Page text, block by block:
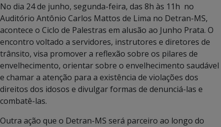
No dia 24 de junho, segunda-feira, das 8h às 11h no
Auditório Antônio Carlos Mattos de Lima no Detran-MS,
acontece o Ciclo de Palestras em alusão ao Junho Prata. O
encontro voltado a servidores, instrutores e diretores de
trânsito, visa promover a reflexão sobre os pilares de
envelhecimento, orientar sobre o envelhecimento saudável
e chamar a atenção para a existência de violações dos
direitos dos idosos e divulgar formas de denunciá-las e
combatê-las.
Outra ação que o Detran-MS será parceiro ao longo do